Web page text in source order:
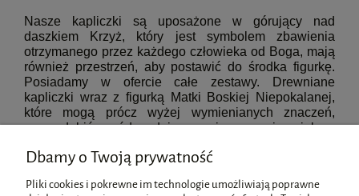
Nasze kapliczki są uposażone w górujący nad
daszkiem Krzyż, który jest symbolem zbawienia
otrzymanego przez każdego człowieka od Boga, mają
również przestrzeń, aby postawić do środka figurkę.
Posiadamy w ofercie całe zestawy. Drewniane
kapliczki wraz z figurką Matki Boskiej Niepokalanej,
które mogą prócz wyżej wymienianych znaczeń,
przyozdobić ogród nadając mu inny wymiar piękna.
wypełniających go kwiatów, w którym na uboczu
większy wymiar spokoju i piękna, którym obdarować
Dbamy o Twoją prywatność
Pliki cookies i pokrewne im technologie umożliwiają poprawne